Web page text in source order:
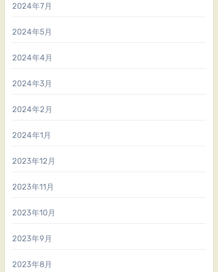
2024年7月
2024年5月
2024年4月
2024年3月
2024年2月
2024年1月
2023年12月
2023年11月
2023年10月
2023年9月
2023年8月